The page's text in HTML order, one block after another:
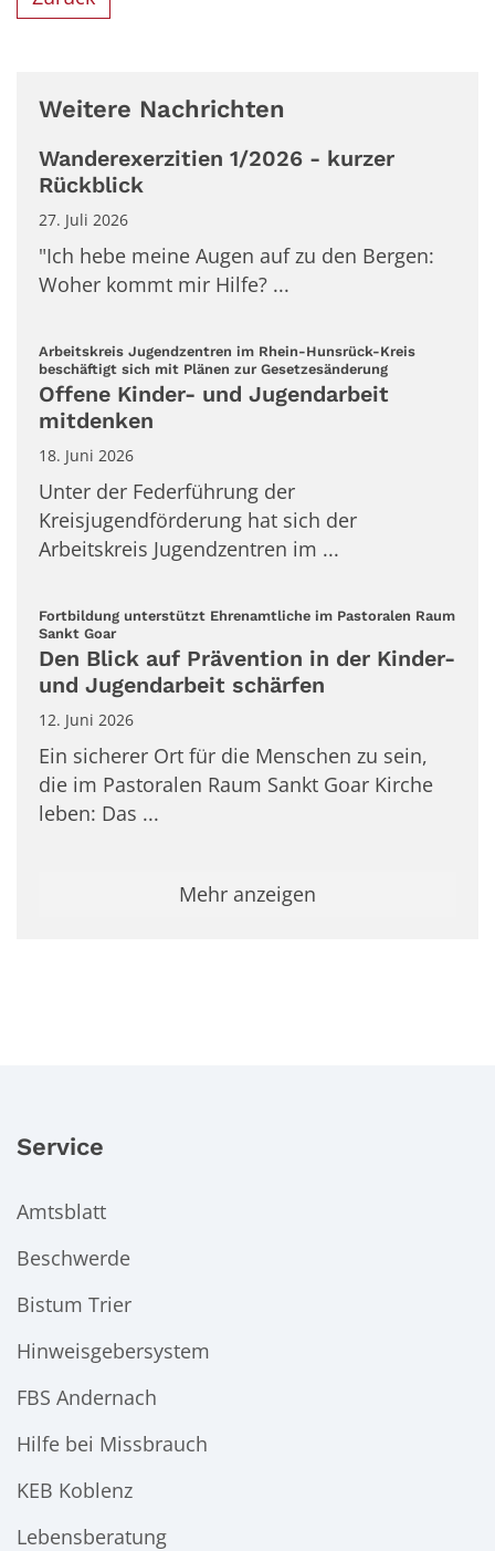
Weitere Nachrichten
Wanderexerzitien 1/2026 - kurzer
Rückblick
27. Juli 2026
"Ich hebe meine Augen auf zu den Bergen:
Woher kommt mir Hilfe? ...
Arbeitskreis Jugendzentren im Rhein-Hunsrück-Kreis
beschäftigt sich mit Plänen zur Gesetzesänderung
Offene Kinder- und Jugendarbeit
mitdenken
18. Juni 2026
Unter der Federführung der
Kreisjugendförderung hat sich der
Arbeitskreis Jugendzentren im ...
Fortbildung unterstützt Ehrenamtliche im Pastoralen Raum
Sankt Goar
Den Blick auf Prävention in der Kinder-
und Jugendarbeit schärfen
12. Juni 2026
Ein sicherer Ort für die Menschen zu sein,
die im Pastoralen Raum Sankt Goar Kirche
leben: Das ...
Mehr anzeigen
Service
Amtsblatt
Beschwerde
Bistum Trier
Hinweisgebersystem
FBS Andernach
Hilfe bei Missbrauch
KEB Koblenz
Lebensberatung